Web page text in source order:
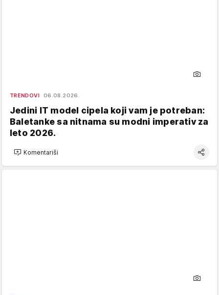
TRENDOVI 06.08.2026.
Jedini IT model cipela koji vam je potreban:
Baletanke sa nitnama su modni imperativ za
leto 2026.
Komentariši